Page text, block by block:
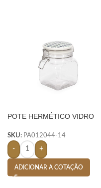
POTE HERMÉTICO VIDRO
SKU: PA012044-14
- +
ADICIONAR A COTAÇÃO